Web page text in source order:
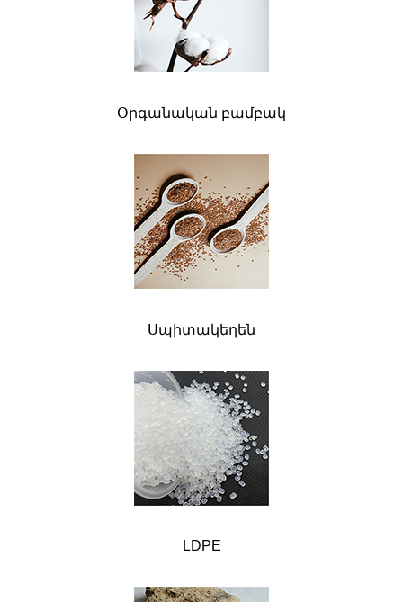
Օրգանական բամբակ
Սպիտակեղեն
LDPE